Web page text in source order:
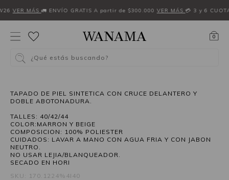
VER MÁS 🚛 ENVÍO GRATIS A partir de $300.000 VER MÁS 💳 3 y 6
0
¿Qué estás buscando?
TAPADO DE PIEL SINTETICA CON CRUCE DELANTERO Y
DOBLE ABOTONADURA.
TALLES: 40/42/44
COLOR:MARRON Y BEIGE
COMPOSICION: 100% POLIESTER
CUIDADOS: LAVAR A MANO CON AGUA FRIA Y CON JABON
NEUTRO.
NO USAR LEJIA/BLANQUEADOR.
SECADO EN HORI
SKU: 170.1224%4I40